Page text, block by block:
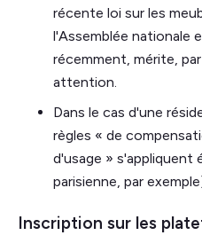
récente loi sur les
l'Assemblée nationale
récemment, mérite,
attention.
Dans le cas d'une
règles « de
d'usage » s'appliquent
parisienne, par
Inscription sur les